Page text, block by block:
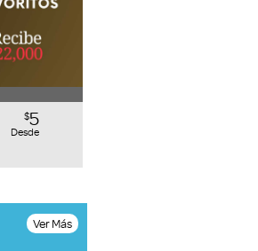
$5
Desde
Ver Más